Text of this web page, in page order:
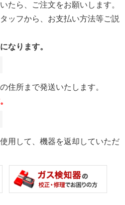
たら、ご注文をお願いします。
ッフから、お支払い方法等ご説
なります。
住所まで発送いたします。
用して、機器を返却していただ